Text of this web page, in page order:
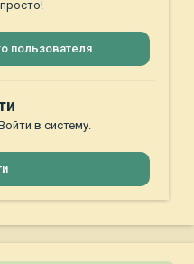
пользователя
в систему.